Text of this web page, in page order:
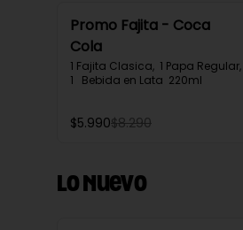
Promo Fajita - Coca
Cola
1 Fajita Clasica,  1 Papa Regular,
1   Bebida en Lata  220ml
$5.990$8.290
Lo Nuevo